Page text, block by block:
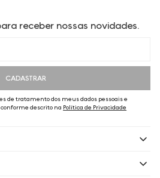
receber nossas novidades.
CADASTRAR
de tratamento dos meus dados pessoais e
descrito na Política de Privacidade